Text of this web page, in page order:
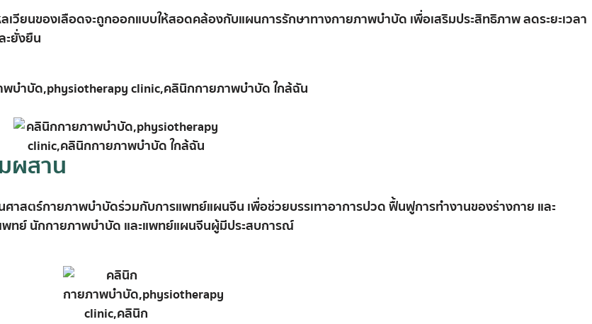
เวียนของเลือดจะถูกออกแบบให้สอดคล้องกับแผนการรักษาทางกายภาพบำบัด เพื่อเสริมประสิทธิภาพ ลดระยะเวลา
ะยั่งยืน
ผสาน​
าสตร์กายภาพบำบัดร่วมกับการแพทย์แผนจีน เพื่อช่วยบรรเทาอาการปวด ฟื้นฟูการทำงานของร่างกาย และ
ทย์ นักกายภาพบำบัด และแพทย์แผนจีนผู้มีประสบการณ์